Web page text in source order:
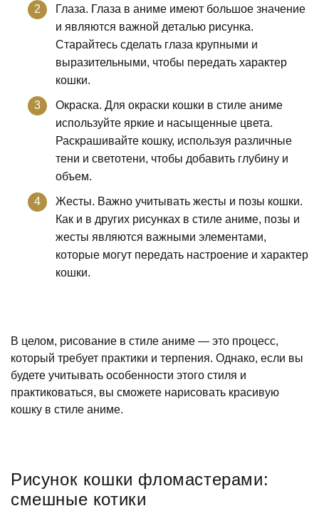
Глаза. Глаза в аниме имеют большое значение
и являются важной деталью рисунка.
Старайтесь сделать глаза крупными и
выразительными, чтобы передать характер
кошки.
Окраска. Для окраски кошки в стиле аниме
используйте яркие и насыщенные цвета.
Раскрашивайте кошку, используя различные
тени и светотени, чтобы добавить глубину и
объем.
Жесты. Важно учитывать жесты и позы кошки.
Как и в других рисунках в стиле аниме, позы и
жесты являются важными элементами,
которые могут передать настроение и характер
кошки.
В целом, рисование в стиле аниме — это процесс,
который требует практики и терпения. Однако, если вы
будете учитывать особенности этого стиля и
практиковаться, вы сможете нарисовать красивую
кошку в стиле аниме.
Рисунок кошки фломастерами:
смешные котики